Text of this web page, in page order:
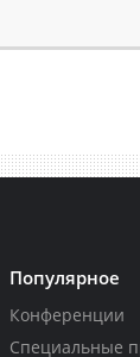
Популярное
Конференции
Специальные